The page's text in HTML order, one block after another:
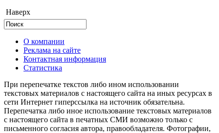
Наверх
О компании
Реклама на сайте
Контактная информация
Статистика
При перепечатке текстов либо ином использовании
текстовых материалов с настоящего сайта на иных ресурсах в
сети Интернет гиперссылка на источник обязательна.
Перепечатка либо иное использование текстовых материалов
с настоящего сайта в печатных СМИ возможно только с
письменного согласия автора, правообладателя. Фотографии,